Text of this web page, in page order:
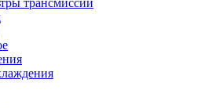
трансмиссии